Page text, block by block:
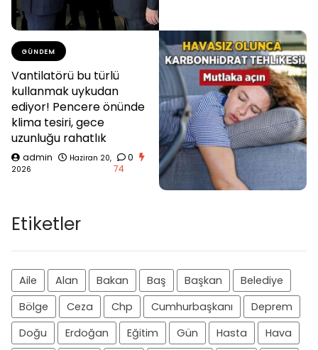
GÜNDEM
Vantilatörü bu türlü
kullanmak uykudan
ediyor! Pencere önünde
klima tesiri, gece
uzunluğu rahatlık
admin
Haziran 20,
2026
0
74
Etiketler
Aile Alan Bakan Baş Başkan
Belediye
Bölge
Ceza Chp Cumhurbaşkanı
Deprem
Doğu
Erdoğan Eğitim Gün Hasta
Hava